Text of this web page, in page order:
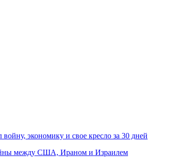
экономику и свое кресло за 30 дней
между США, Ираном и Израилем